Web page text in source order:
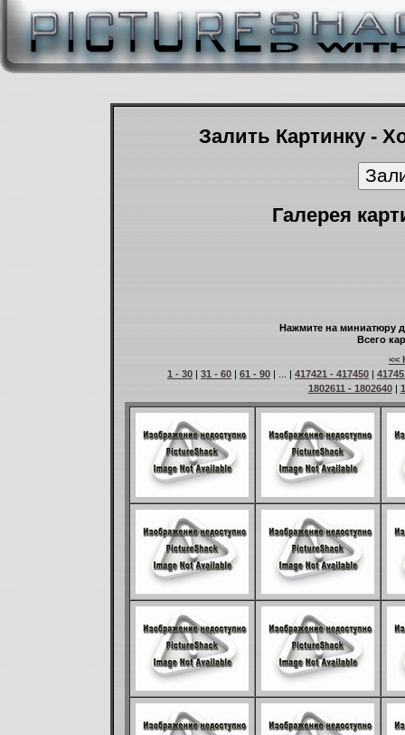
Залить Картинку -
Галерея
Нажмите на миниатюру
Всего
<<
1 - 30 | 31 - 60 | 61 - 90 | ... | 417421 - 417450 |
1802611 - 1802640|